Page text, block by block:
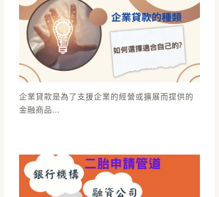
企業貸款是為了支援企業的經營或擴展而提供的
金融商品...